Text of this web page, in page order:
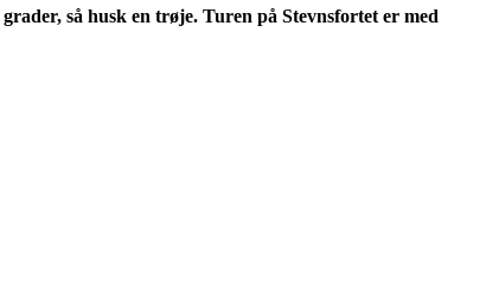
så husk en trøje. Turen på Stevnsfortet er med